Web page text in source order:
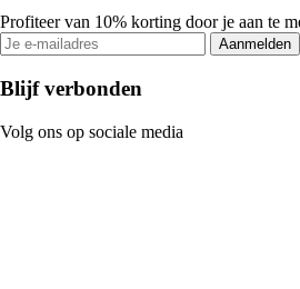
Profiteer van 10% korting door je aan te
Aanmelden
Blijf verbonden
Volg ons op sociale media